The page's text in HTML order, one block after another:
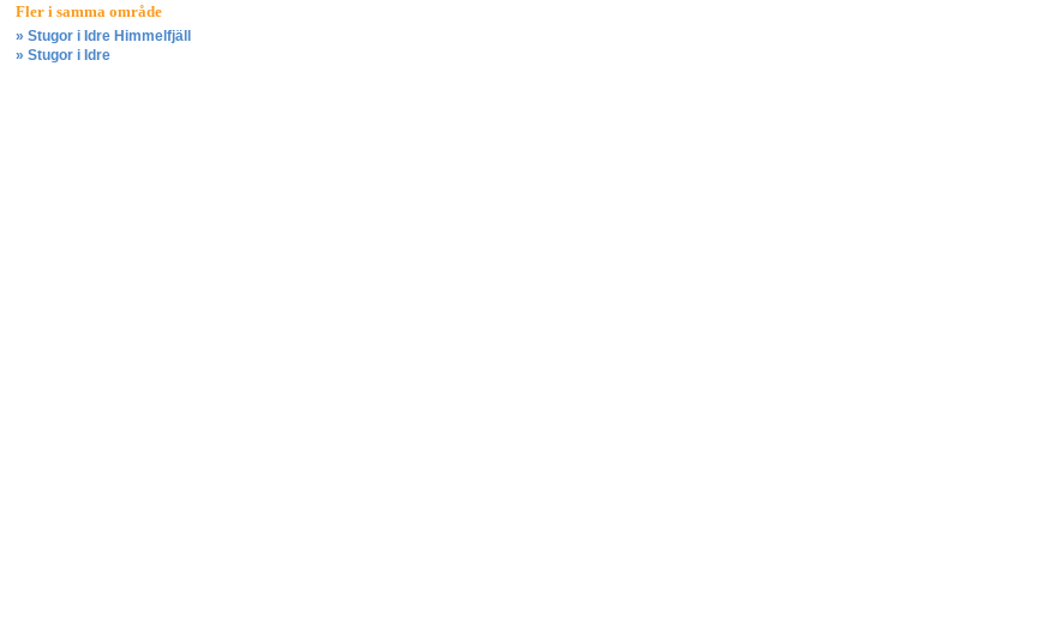
Fler i samma område
» Stugor i Idre Himmelfjäll
» Stugor i Idre